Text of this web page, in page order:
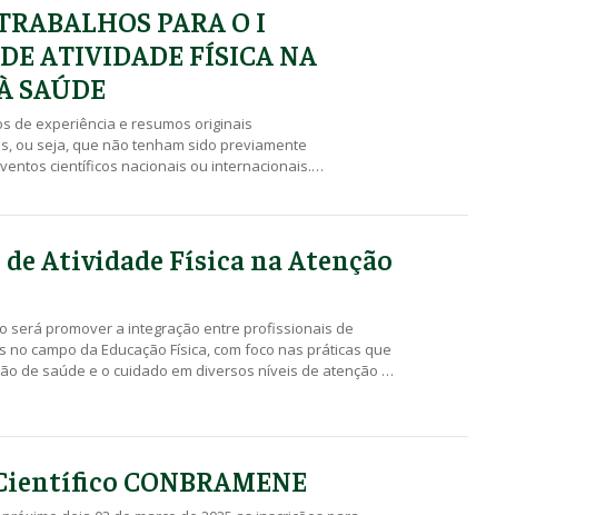
PARA O I
ATIVIDADE FÍSICA NA
SAÚDE
de experiência e resumos originais
ou seja, que não tenham sido previamente
científicos nacionais ou internacionais.
Atividade Física na Atenção
será promover a integração entre profissionais de
no campo da Educação Física, com foco nas práticas que
de saúde e o cuidado em diversos níveis de atenção à
CONBRAMENE